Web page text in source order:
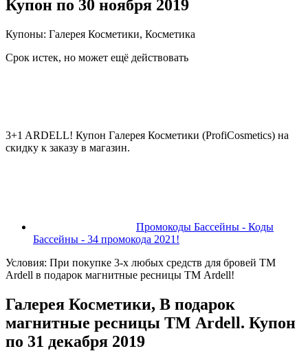
Купон по 30 ноября 2019
Купоны: Галерея Косметики, Косметика
Срок истек, но может ещё действовать
3+1 ARDELL! Купон Галерея Косметики (ProfiCosmetics) на
скидку к заказу в магазин.
Промокоды Бассейны - Коды
Бассейны - 34 промокода 2021!
Условия: При покупке 3-х любых средств для бровей ТМ
Ardell в подарок магнитные ресницы ТМ Ardell!
Галерея Косметики, В подарок
магнитные ресницы ТМ Ardell. Купон
по 31 декабря 2019